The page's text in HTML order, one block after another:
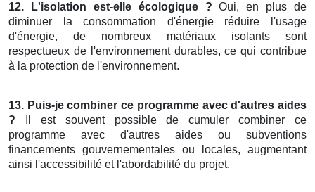
12. L'isolation est-elle écologique ? Oui, en plus de
diminuer la consommation d'énergie réduire l'usage
d'énergie, de nombreux matériaux isolants sont
respectueux de l'environnement durables, ce qui contribue
à la protection de l'environnement.
13. Puis-je combiner ce programme avec d'autres aides
? Il est souvent possible de cumuler combiner ce
programme avec d'autres aides ou subventions
financements gouvernementales ou locales, augmentant
ainsi l'accessibilité et l'abordabilité du projet.